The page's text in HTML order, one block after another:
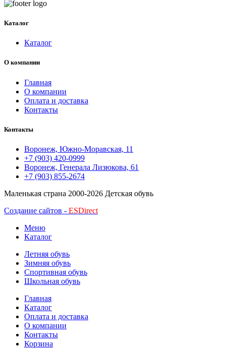
Каталог
Каталог
О компании
Главная
О компании
Оплата и доставка
Контакты
Контакты
Воронеж, Южно-Моравская, 11
+7 (903) 420-0999
Воронеж, Генерала Лизюкова, 61
+7 (903) 855-2674
Маленькая страна 2000-2026 Детская обувь
Создание сайтов - ESDirect
Меню
Каталог
Летняя обувь
Зимняя обувь
Спортивная обувь
Школьная обувь
Главная
Каталог
Оплата и доставка
О компании
Контакты
Корзина